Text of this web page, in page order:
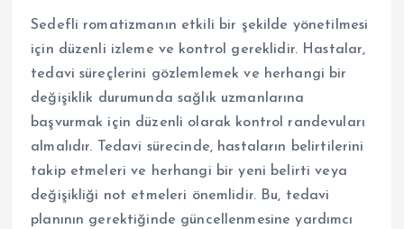
Sedefli romatizmanın etkili bir şekilde yönetilmesi
için düzenli izleme ve kontrol gereklidir. Hastalar,
tedavi süreçlerini gözlemlemek ve herhangi bir
değişiklik durumunda sağlık uzmanlarına
başvurmak için düzenli olarak kontrol randevuları
almalıdır. Tedavi sürecinde, hastaların belirtilerini
takip etmeleri ve herhangi bir yeni belirti veya
değişikliği not etmeleri önemlidir. Bu, tedavi
planının gerektiğinde güncellenmesine yardımcı